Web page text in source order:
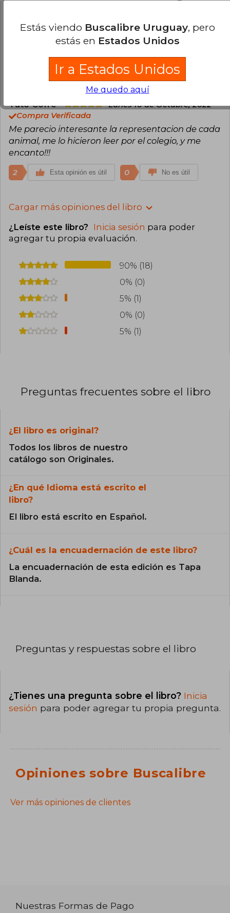
Aun no lo he leído, pero el envío cumplió la fecha,
es un poco pequeño, pero sin ningún
inconveniente para la lectura
Esta opinión es útil 0 No es útil
Tato Cofré
Lunes 10 de Octubre, 2022
Compra Verificada
Me parecio interesante la representacion de cada
animal, me lo hicieron leer por el colegio, y me
encanto!!!
2 Esta opinión es útil 0 No es útil
Cargar más opiniones del libro
¿Leíste este libro? Inicia sesión para poder
agregar tu propia evaluación.
90% (18)
0% (0)
5% (1)
0% (0)
5% (1)
Preguntas frecuentes sobre el libro
¿El libro es original?
Todos los libros de nuestro
catálogo son Originales.
¿En qué Idioma está escrito el
libro?
El libro está escrito en Español.
¿Cuál es la encuadernación de este libro?
La encuadernación de esta edición es Tapa
Blanda.
Preguntas y respuestas sobre el libro
¿Tienes una pregunta sobre el libro? Inicia
sesión para poder agregar tu propia pregunta.
Opiniones sobre Buscalibre
Ver más opiniones de clientes
Nuestras Formas de Pago
Estás viendo Buscalibre Uruguay, pero
estás en Estados Unidos
Ir a Estados Unidos
Me quedo aquí